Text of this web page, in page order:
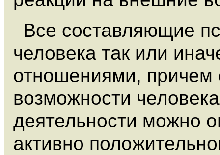
Все составляющие
человека так или
отношениями,
возможности
деятельности можно
активно